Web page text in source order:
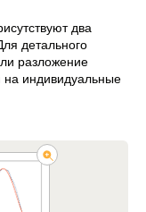
два
детального
разложение
на индивидуальные